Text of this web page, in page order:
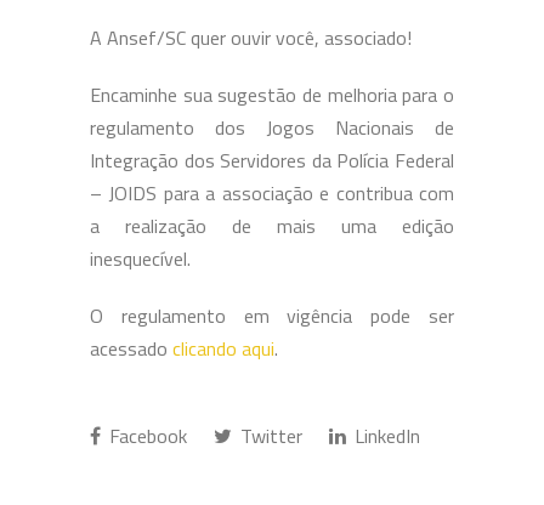
A Ansef/SC quer ouvir você, associado!
Encaminhe sua sugestão de melhoria para o
regulamento dos Jogos Nacionais de
Integração dos Servidores da Polícia Federal
– JOIDS para a associação e contribua com
a realização de mais uma edição
inesquecível.
O regulamento em vigência pode ser
acessado clicando aqui.
Facebook Twitter LinkedIn